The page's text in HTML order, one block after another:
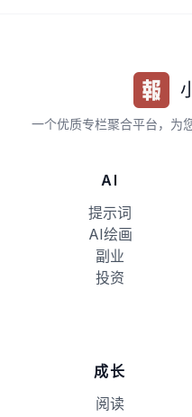
一个优质专栏聚合平台，为
AI
提示词
AI绘画
副业
投资
成长
阅读